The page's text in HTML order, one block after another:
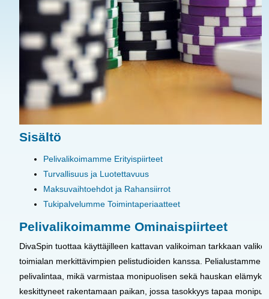
Sisältö
Pelivalikoimamme Erityispiirteet
Turvallisuus ja Luotettavuus
Maksuvaihtoehdot ja Rahansiirrot
Tukipalvelumme Toimintaperiaatteet
Pelivalikoimamme Ominaispiirteet
DivaSpin tuottaa käyttäjilleen kattavan valikoiman tarkkaan
toimialan merkittävimpien pelistudioiden kanssa. Pelialustamme
pelivalintaa, mikä varmistaa monipuolisen sekä hauskan
keskittyneet rakentamaan paikan, jossa tasokkyys tapaa